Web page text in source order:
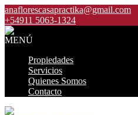
anaflorescasapractika@gmail.com
+54911 5063-1324
MENÚ
Propiedades
Servicios
Quienes Somos
Contacto